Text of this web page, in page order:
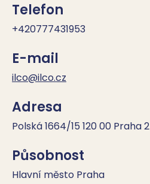
Telefon
+420777431953
E-mail
ilco@ilco.cz
Adresa
Polská 1664/15 120 00 Praha 2
Působnost
Hlavní město Praha